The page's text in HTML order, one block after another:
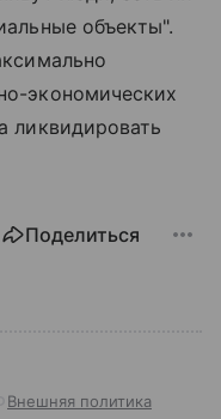
объекты".
экономических
ликвидировать
Поделиться
Внешняя политика